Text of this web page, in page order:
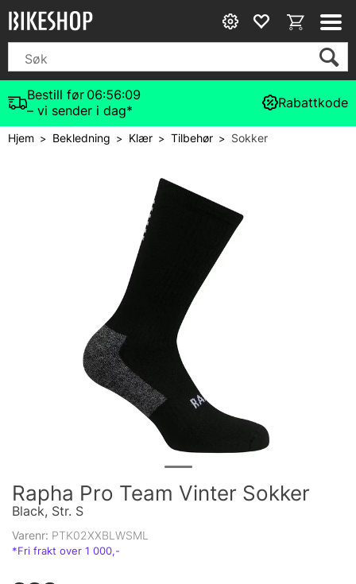
Bestill før 06:56:09
– vi sender i dag*
Rabattkode
Hjem> Bekledning > Klær>Tilbehør> Sokker
Rapha Pro Team Vinter Sokker
Black, Str. S
Varenr: PTK02XXBLWSML